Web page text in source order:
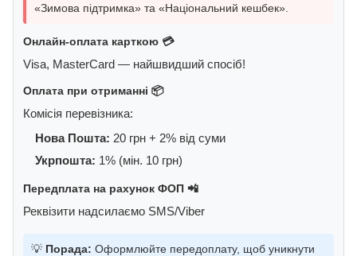
«Зимова підтримка» та «Національний кешбек».
Онлайн-оплата карткою 💳
Visa, MasterCard — найшвидший спосіб!
Оплата при отриманні 📦
Комісія перевізника:
Нова Пошта: 20 грн + 2% від суми
Укрпошта: 1% (мін. 10 грн)
Передплата на рахунок ФОП 📲
Реквізити надсилаємо SMS/Viber
💡 Порада: Оформлюйте передоплату, щоб уникнути